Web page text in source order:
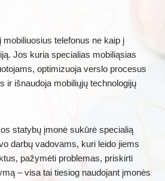
telefonus ne kaip į
Jos kuria specialias mobiliąsias
optimizuoja verslo procesus
ir išnaudoja mobiliųjų technologijų
statybų įmonė sukūrė specialią
darbų vadovams, kuri leido jiems
pažymėti problemas, priskirti
– visa tai tiesiog naudojant įmonės